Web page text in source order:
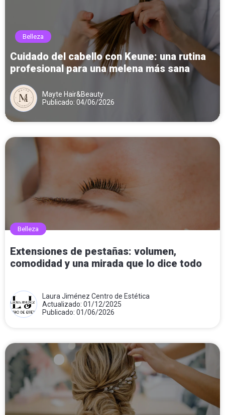
Belleza
Cuidado del cabello con Keune: una rutina
profesional para una melena más sana
Mayte Hair&Beauty
Publicado: 04/06/2026
Belleza
Extensiones de pestañas: volumen,
comodidad y una mirada que lo dice todo
Laura Jiménez Centro de Estética
Actualizado: 01/12/2025
Publicado: 01/06/2026